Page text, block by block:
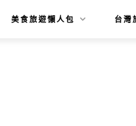
美食旅遊懶人包 台灣